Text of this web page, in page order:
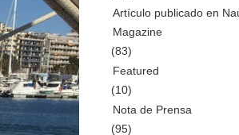
Artículo publicado en
Magazine
(83)
Featured
(10)
Nota de Prensa
(95)